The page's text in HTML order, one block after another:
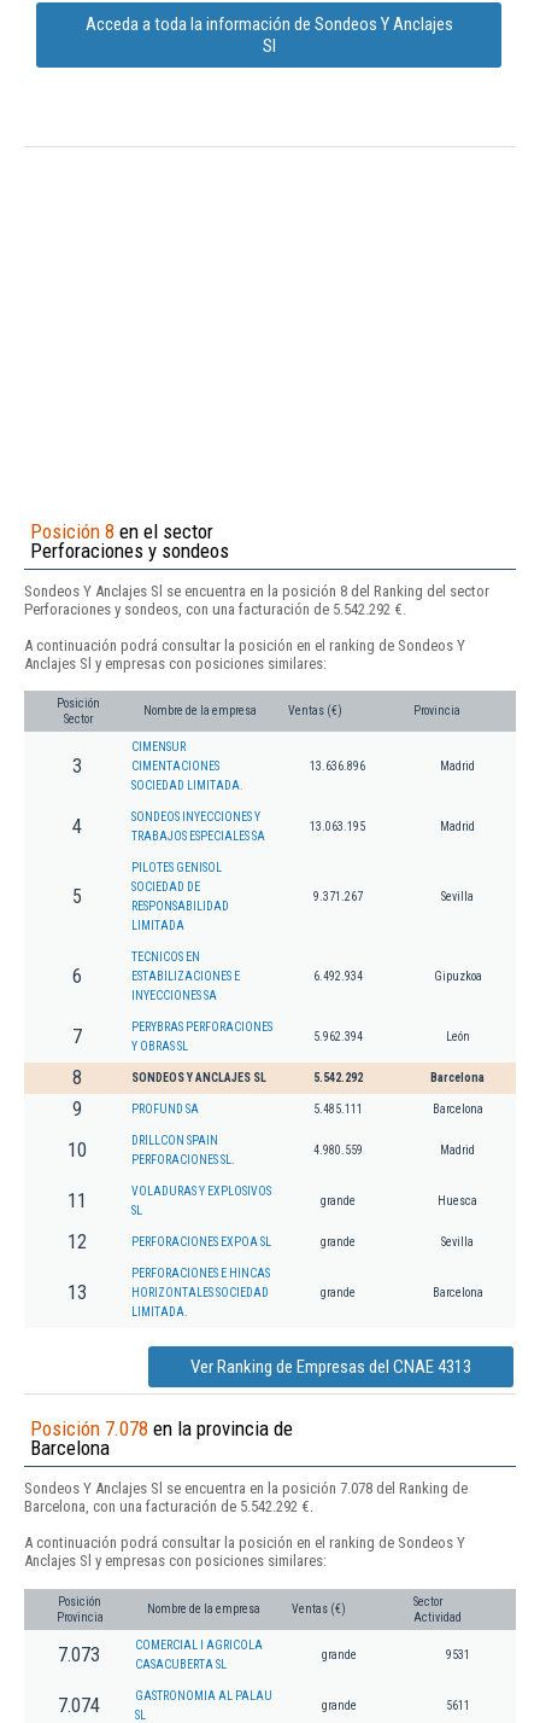
Acceda a toda la información de Sondeos Y Anclajes
Sl
Posición 8 en el sector
Perforaciones y sondeos
Sondeos Y Anclajes Sl se encuentra en la posición 8 del Ranking del sector
Perforaciones y sondeos, con una facturación de 5.542.292 €.
A continuación podrá consultar la posición en el ranking de Sondeos Y
Anclajes Sl y empresas con posiciones similares:
Posición
Sector
Nombre de la empresa Ventas (€) Provincia
3
CIMENSUR
CIMENTACIONES
SOCIEDAD LIMITADA.
13.636.896 Madrid
4
SONDEOS INYECCIONES Y
TRABAJOS ESPECIALES SA
13.063.195 Madrid
5
PILOTES GENISOL
SOCIEDAD DE
RESPONSABILIDAD
LIMITADA
9.371.267 Sevilla
6
TECNICOS EN
ESTABILIZACIONES E
INYECCIONES SA
6.492.934 Gipuzkoa
7
PERYBRAS PERFORACIONES
Y OBRAS SL
5.962.394 León
8 SONDEOS Y ANCLAJES SL 5.542.292 Barcelona
9 PROFUND SA 5.485.111 Barcelona
10
DRILLCON SPAIN
PERFORACIONES SL.
4.980.559 Madrid
11
VOLADURAS Y EXPLOSIVOS
SL
grande Huesca
12 PERFORACIONES EXPOA SL grande Sevilla
13
PERFORACIONES E HINCAS
HORIZONTALES SOCIEDAD
LIMITADA.
grande Barcelona
Ver Ranking de Empresas del CNAE 4313
Posición 7.078 en la provincia de
Barcelona
Sondeos Y Anclajes Sl se encuentra en la posición 7.078 del Ranking de
Barcelona, con una facturación de 5.542.292 €.
A continuación podrá consultar la posición en el ranking de Sondeos Y
Anclajes Sl y empresas con posiciones similares:
Posición
Provincia
Nombre de la empresa Ventas (€)
Sector
Actividad
7.073
COMERCIAL I AGRICOLA
CASACUBERTA SL
grande 9531
7.074
GASTRONOMIA AL PALAU
SL
grande 5611